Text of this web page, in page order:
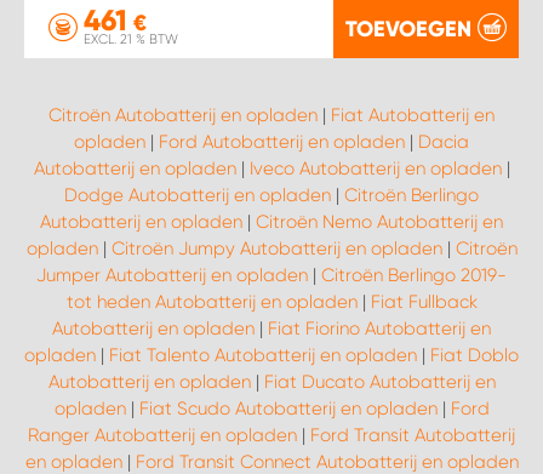
461 €
EXCL. 21 % BTW TOEVOEGEN
Citroën Autobatterij en opladen | Fiat Autobatterij en
opladen | Ford Autobatterij en opladen | Dacia
Autobatterij en opladen| Iveco Autobatterij en opladen|
Dodge Autobatterij en opladen | Citroën Berlingo
Autobatterij en opladen | Citroën Nemo Autobatterij en
opladen| Citroën Jumpy Autobatterij en opladen| Citroën
Jumper Autobatterij en opladen | Citroën Berlingo 2019-
tot heden Autobatterij en opladen| Fiat Fullback
Autobatterij en opladen | Fiat Fiorino Autobatterij en
opladen | Fiat Talento Autobatterij en opladen | Fiat Doblo
Autobatterij en opladen| Fiat Ducato Autobatterij en
opladen| Fiat Scudo Autobatterij en opladen| Ford
Ranger Autobatterij en opladen | Ford Transit Autobatterij
en opladen| Ford Transit Connect Autobatterij en opladen